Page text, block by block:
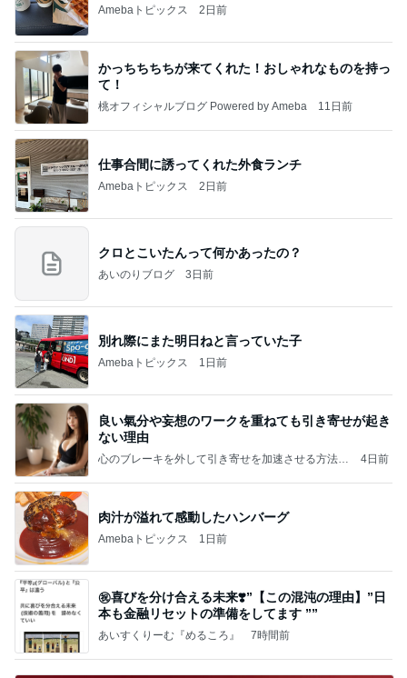
Amebaトピックス 2日前
かっちちちちが来てくれた！おしゃれなものを持っ
て！
桃オフィシャルブログ Powered by Ameba 11日前
仕事合間に誘ってくれた外食ランチ
Amebaトピックス 2日前
クロとこいたんって何かあったの？
あいのりブログ 3日前
別れ際にまた明日ねと言っていた子
Amebaトピックス 1日前
良い氣分や妄想のワークを重ねても引き寄せが起き
ない理由
心のブレーキを外して引き寄せを加速させる方法：
4日前
肉汁が溢れて感動したハンバーグ
Amebaトピックス 1日前
㊗️喜びを分け合える未来❣️”【この混沌の理由】”⽇
本も⾦融リセットの準備をしてます ””
あいすくりーむ『めるころ』 7時間前